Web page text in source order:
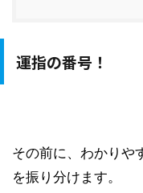
運指の番号！
その前に、わかりや
を振り分けます。